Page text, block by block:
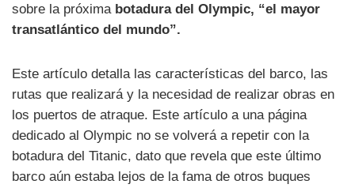
sobre la próxima botadura del Olympic, “el mayor
transatlántico del mundo”.
Este artículo detalla las características del barco, las
rutas que realizará y la necesidad de realizar obras en
los puertos de atraque. Este artículo a una página
dedicado al Olympic no se volverá a repetir con la
botadura del Titanic, dato que revela que este último
barco aún estaba lejos de la fama de otros buques